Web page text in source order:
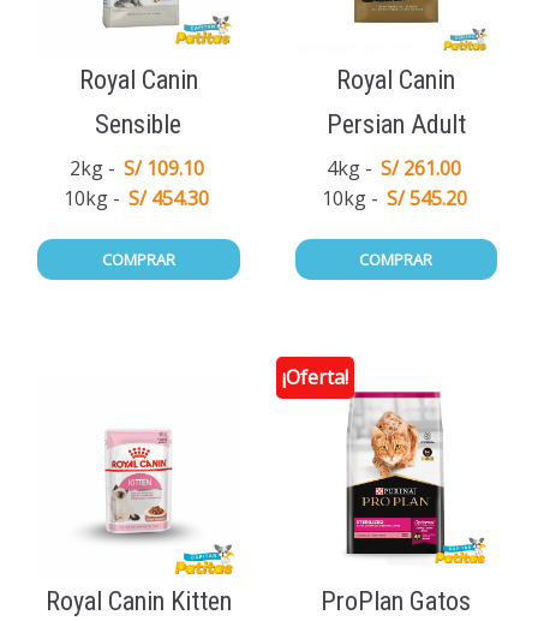
Royal Canin
Sensible
2kg
S/ 109.10
10kg
S/ 454.30
COMPRAR
Royal Canin
Persian Adult
4kg
S/ 261.00
10kg
S/ 545.20
COMPRAR
Royal Canin Kitten
¡Oferta!
ProPlan Gatos